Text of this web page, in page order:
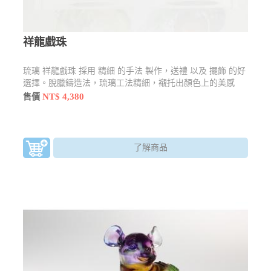
祥龍戲珠
琉璃 祥龍戲珠 採用 精細 的手法 製作，送禮 以及 擺飾 的好
選擇。脫臘鑄造法，琉璃工法精細，襯托出顏色上的美感
售價NT$ 4,380
了解商品